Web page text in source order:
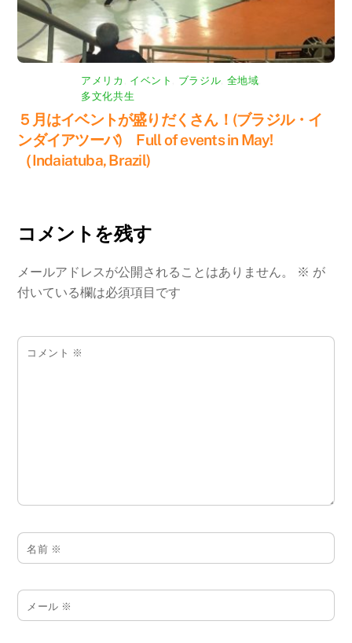
アメリカ イベント ブラジル 全地域
多文化共生
５月はイベントが盛りだくさん！(ブラジル・イ
ンダイアツーバ) Full of events in May!
（Indaiatuba, Brazil)
コメントを残す
メールアドレスが公開されることはありません。 ※ が
付いている欄は必須項目です
コメント ※
名前 ※
メール ※